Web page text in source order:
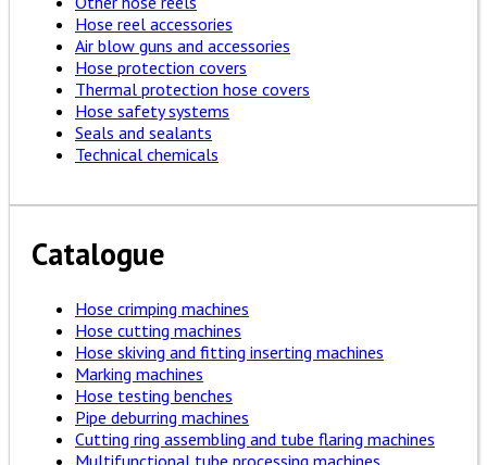
Hose reel accessories
Air blow guns and accessories
Hose protection covers
Thermal protection hose covers
Hose safety systems
Seals and sealants
Technical chemicals
Catalogue
Hose crimping machines
Hose cutting machines
Hose skiving and fitting inserting machines
Marking machines
Hose testing benches
Pipe deburring machines
Cutting ring assembling and tube flaring machines